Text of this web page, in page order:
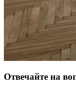
Отвечайте на